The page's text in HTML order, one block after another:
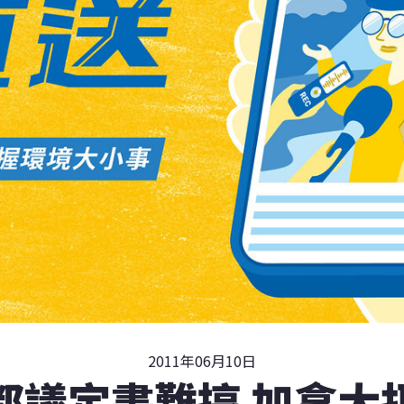
2011年06月10日